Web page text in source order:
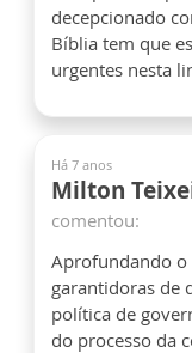
decepcionado
Bíblia tem que
urgentes nesta
Há 7 anos
Milton
comentou:
Aprofundando o
garantidoras de
política de
do processo da